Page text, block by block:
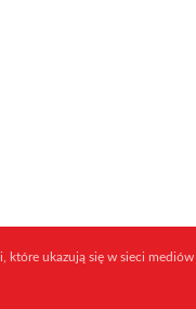
ukazują się w sieci mediów